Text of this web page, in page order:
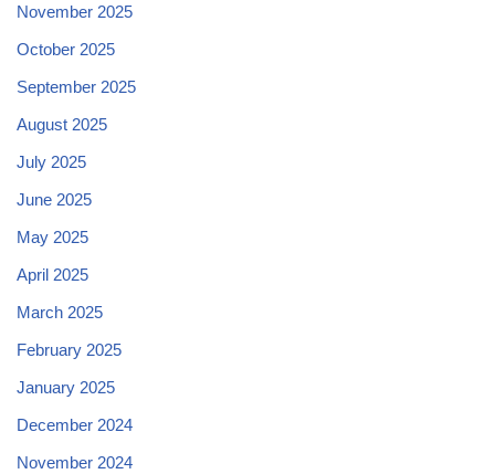
November 2025
October 2025
September 2025
August 2025
July 2025
June 2025
May 2025
April 2025
March 2025
February 2025
January 2025
December 2024
November 2024